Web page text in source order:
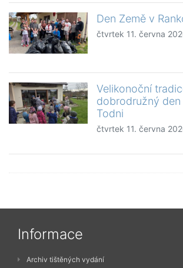
Den Země v
čtvrtek 11. června
Velikonoční
dobrodružný
Todni
čtvrtek 11. června
Informace
Archiv tištěných vydání